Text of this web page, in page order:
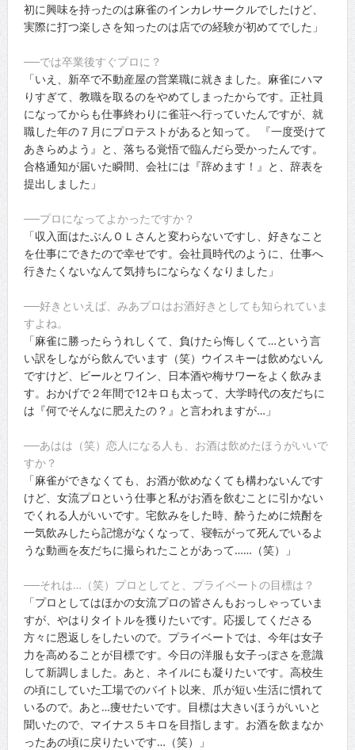
初に興味を持ったのは麻雀のインカレサークルでしたけど、
実際に打つ楽しさを知ったのは店での経験が初めてでした」
──では卒業後すぐプロに？
「いえ、新卒で不動産屋の営業職に就きました。麻雀にハマ
りすぎて、教職を取るのをやめてしまったからです。正社員
になってからも仕事終わりに雀荘へ行っていたんですが、就
職した年の７月にプロテストがあると知って。 『一度受けて
あきらめよう』と、落ちる覚悟で臨んだら受かったんです。
合格通知が届いた瞬間、会社には『辞めます！』と、辞表を
提出しました」
──プロになってよかったですか？
「収入面はたぶんＯＬさんと変わらないですし、好きなこと
を仕事にできたので幸せです。会社員時代のように、仕事へ
行きたくないなんて気持ちにならなくなりました」
──好きといえば、みあプロはお酒好きとしても知られていま
すよね。
「麻雀に勝ったらうれしくて、負けたら悔しくて…という言
い訳をしながら飲んでいます（笑）ウイスキーは飲めないん
ですけど、ビールとワイン、日本酒や梅サワーをよく飲みま
す。おかげで２年間で12キロも太って、大学時代の友だちに
は『何でそんなに肥えたの？』と言われますが…」
──あはは（笑）恋人になる人も、お酒は飲めたほうがいいで
すか？
「麻雀ができなくても、お酒が飲めなくても構わないんです
けど、女流プロという仕事と私がお酒を飲むことに引かない
でくれる人がいいです。宅飲みをした時、酔うために焼酎を
一気飲みしたら記憶がなくなって、寝転がって死んでいるよ
うな動画を友だちに撮られたことがあって……（笑）」
──それは…（笑）プロとしてと、プライベートの目標は？
「プロとしてはほかの女流プロの皆さんもおっしゃっていま
すが、やはりタイトルを獲りたいです。応援してくださる
方々に恩返しをしたいので。プライベートでは、今年は女子
力を高めることが目標です。今日の洋服も女子っぽさを意識
して新調しました。あと、ネイルにも凝りたいです。高校生
の頃にしていた工場でのバイト以来、爪が短い生活に慣れて
いるので。あと…痩せたいです。目標は大きいほうがいいと
聞いたので、マイナス５キロを目指します。お酒を飲まなか
ったあの頃に戻りたいです…（笑）」